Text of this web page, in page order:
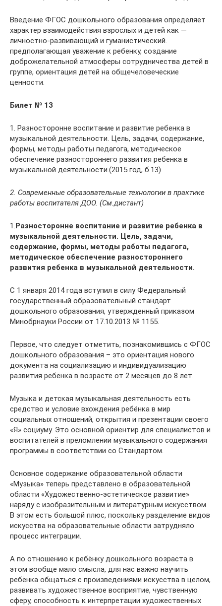
Введение ФГОС дошкольного образования определяет
характер взаимодействия взрослых и детей как —
личностно-развивающий и гуманистический.
предполагающая уважение к ребенку, создание
доброжелательной атмосферы сотрудничества детей в
группе, ориентация детей на общечеловеческие
ценности.
Билет № 13
1. Разносторонне воспитание и развитие ребенка в
музыкальной деятельности. Цель, задачи, содержание,
формы, методы работы педагога, методическое
обеспечение разностороннего развития ребенка в
музыкальной деятельности.(2015 год, б.13)
2. Современные образовательные технологии в практике
работы воспитателя ДОО. (См.дистант)
1.Разносторонне воспитание и развитие ребенка в
музыкальной деятельности. Цель, задачи,
содержание, формы, методы работы педагога,
методическое обеспечение разностороннего
развития ребенка в музыкальной деятельности.
С 1 января 2014 года вступил в силу Федеральный
государственный образовательный стандарт
дошкольного образования, утвержденный приказом
Минобрнауки России от 17.10.2013 № 1155.
Первое, что следует отметить, познакомившись с ФГОС
дошкольного образования – это ориентация нового
документа на социализацию и индивидуализацию
развития ребёнка в возрасте от 2 месяцев до 8 лет.
Музыка и детская музыкальная деятельность есть
средство и условие вхождения ребёнка в мир
социальных отношений, открытия и презентации своего
«Я» социуму. Это основной ориентир для специалистов и
воспитателей в преломлении музыкального содержания
программы в соответствии со Стандартом.
Основное содержание образовательной области
«Музыка» теперь представлено в образовательной
области «Художественно-эстетическое развитие»
наряду с изобразительным и литературным искусством.
В этом есть большой плюс, поскольку разделение видов
искусства на образовательные области затрудняло
процесс интеграции.
А по отношению к ребёнку дошкольного возраста в
этом вообще мало смысла, для нас важно научить
ребёнка общаться с произведениями искусства в целом,
развивать художественное восприятие, чувственную
сферу, способность к интерпретации художественных